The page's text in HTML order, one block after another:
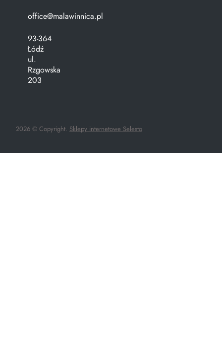
office@malawinnica.pl
93-364
Łódź
ul.
Rzgowska
203
2026 © Copyright. Sklepy internetowe Selesto